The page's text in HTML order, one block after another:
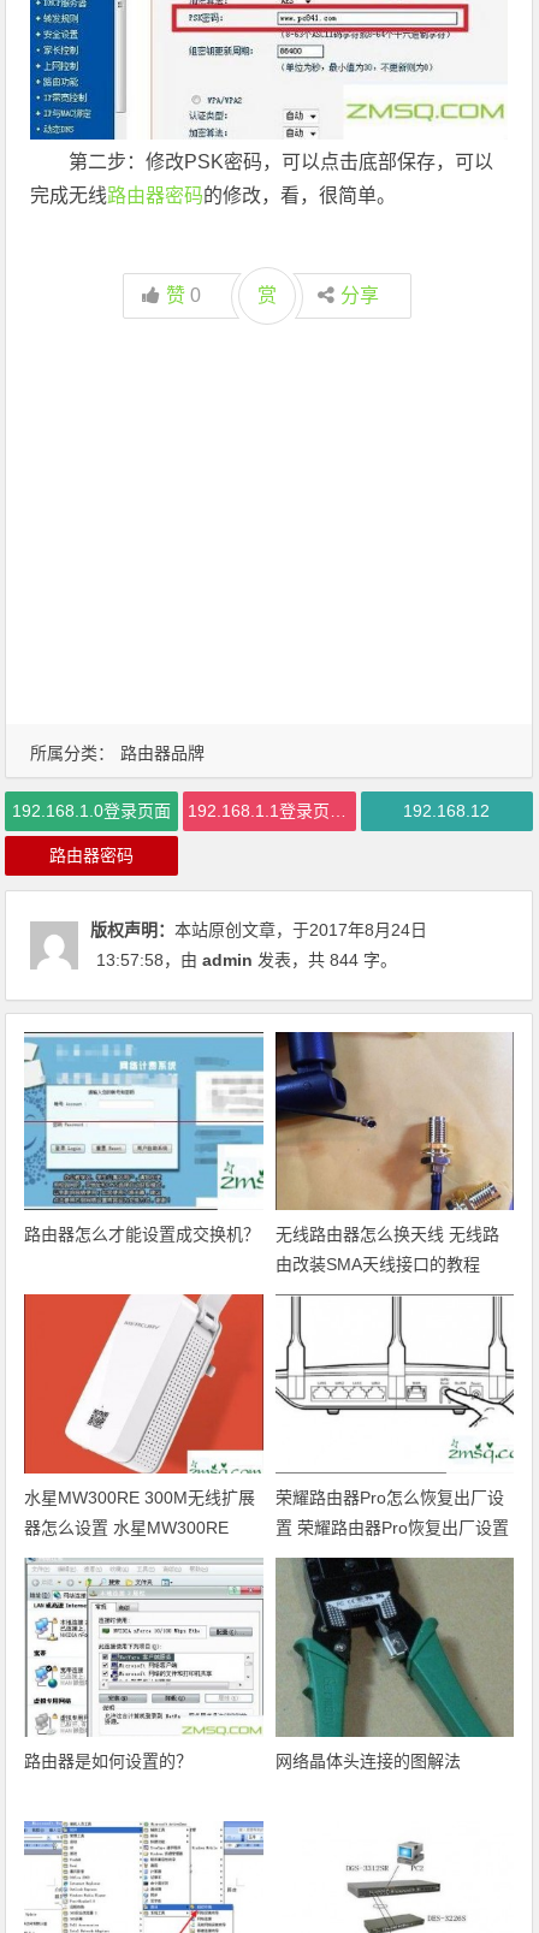
所属分类： 路由器品牌
第二步：修改PSK密码，可以点击底部保存，可以
完成无线路由器密码的修改，看，很简单。
赞0 赏 分享
192.168.1.0登录页面 192.168.12
路由器密码
版权声明：本站原创文章，于2017年8月24日
13:57:58，由admin 发表，共 844 字。
路由器怎么才能设置成交换机？
无线路由器怎么换天线 无线路
由改装SMA天线接口的教程
水星MW300RE 300M无线扩展
器怎么设置 水星MW300RE
300M无线扩展器设置方法
荣耀路由器Pro怎么恢复出厂设
置 荣耀路由器Pro恢复出厂设置
的方法
路由器是如何设置的？ 网络晶体头连接的图解法